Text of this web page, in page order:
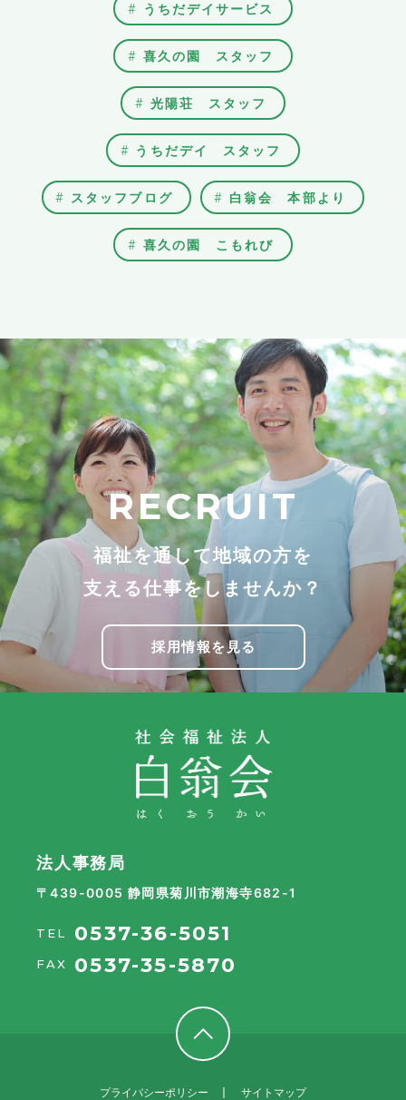
うちだデイサービス
喜久の園 スタッフ
光陽荘 スタッフ
うちだデイ スタッフ
スタッフブログ 白翁会 本部より
喜久の園 こもれび
RECRUIT
福祉を通して地域の方を
支える仕事をしませんか？
採用情報を見る
法人事務局
〒439-0005 静岡県菊川市潮海寺682-1
TEL 0537-36-5051
FAX 0537-35-5870
プライバシーポリシー サイトマップ